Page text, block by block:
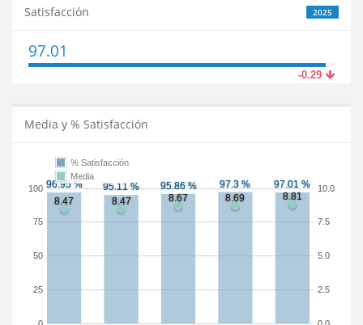
2025
Satisfacción
97.01
-0.29
Media y % Satisfacción
25
50
75
100
2.5
5.0
7.5
10.0
% Satisfacción
Media